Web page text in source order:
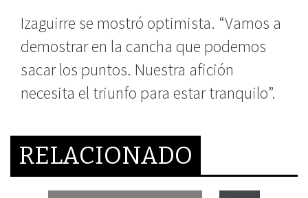
Izaguirre se mostró optimista. “Vamos a
demostrar en la cancha que podemos
sacar los puntos. Nuestra afición
necesita el triunfo para estar tranquilo”.
RELACIONADO